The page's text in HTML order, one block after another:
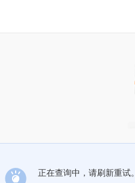
正在查询中，请刷新重试。